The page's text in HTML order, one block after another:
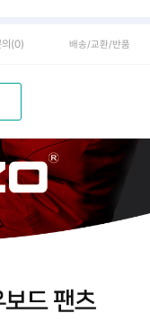
(0) 배송/교환/반품